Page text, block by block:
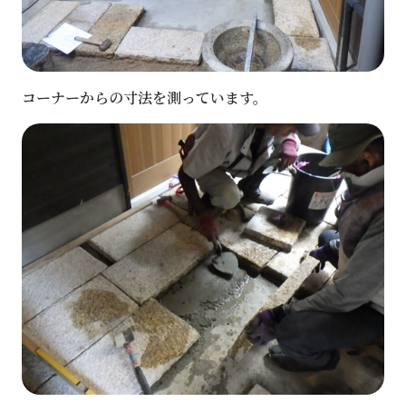
コーナーからの寸法を測っています。